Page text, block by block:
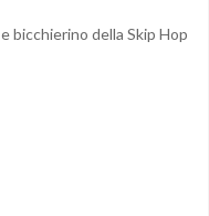
bicchierino della Skip Hop